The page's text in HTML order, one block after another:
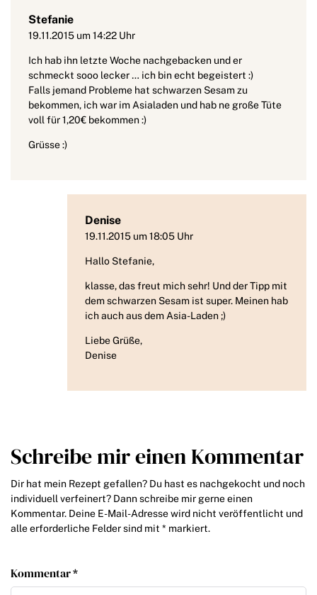
Stefanie
19.11.2015 um 14:22 Uhr
Ich hab ihn letzte Woche nachgebacken und er
schmeckt sooo lecker … ich bin echt begeistert :)
Falls jemand Probleme hat schwarzen Sesam zu
bekommen, ich war im Asialaden und hab ne große Tüte
voll für 1,20€ bekommen :)
Grüsse :)
Denise
19.11.2015 um 18:05 Uhr
Hallo Stefanie,
klasse, das freut mich sehr! Und der Tipp mit
dem schwarzen Sesam ist super. Meinen hab
ich auch aus dem Asia-Laden ;)
Liebe Grüße,
Denise
Schreibe mir einen Kommentar
Dir hat mein Rezept gefallen? Du hast es nachgekocht und noch
individuell verfeinert? Dann schreibe mir gerne einen
Kommentar. Deine E-Mail-Adresse wird nicht veröffentlicht und
alle erforderliche Felder sind mit * markiert.
Kommentar *